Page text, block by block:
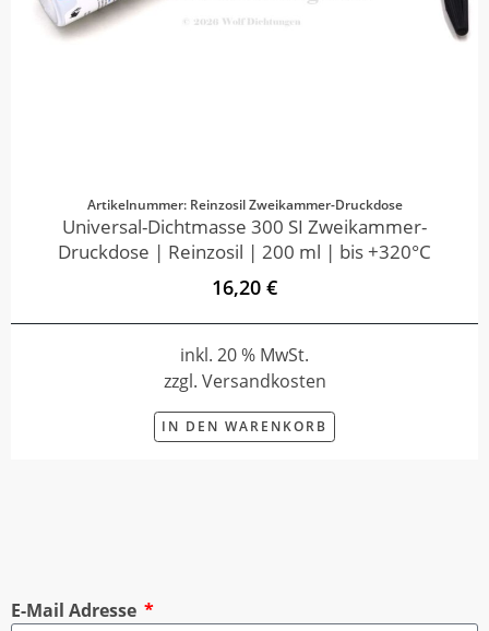
Artikelnummer: Reinzosil Zweikammer-Druckdose
Universal-Dichtmasse 300 SI Zweikammer-
Druckdose | Reinzosil | 200 ml | bis +320°C
16,20 €
inkl. 20 % MwSt.
zzgl. Versandkosten
IN DEN WARENKORB
E-Mail Adresse